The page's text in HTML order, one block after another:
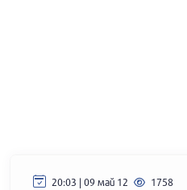
20:03 | 09 май 12 1758